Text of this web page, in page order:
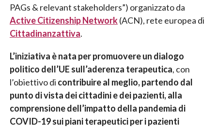
PAGs & relevant stakeholders”) organizzato da
Active Citizenship Network(ACN), rete europea di
Cittadinanzattiva.
L’iniziativa è nata per promuovere un dialogo
politico dell’UE sull’aderenza terapeutica, con
l’obiettivo di contribuire al meglio, partendo dal
punto di vista dei cittadini e dei pazienti, alla
comprensione dell’impatto della pandemia di
COVID-19 sui piani terapeutici per i pazienti